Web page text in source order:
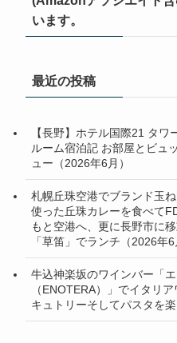
います。
最近の投稿
【長野】ホテル国際21 タワ
ルーム宿泊記 お部屋とビュ
ュー（2026年6月）
札幌丘珠空港でブランド玉
使った丘珠カレーを食べて
もと空港へ、更に長野市に
「草笛」でランチ（2026年6
牛込神楽坂のワインバー「
（ENOTERA）」でイタリ
キュトリーそしてパスタを